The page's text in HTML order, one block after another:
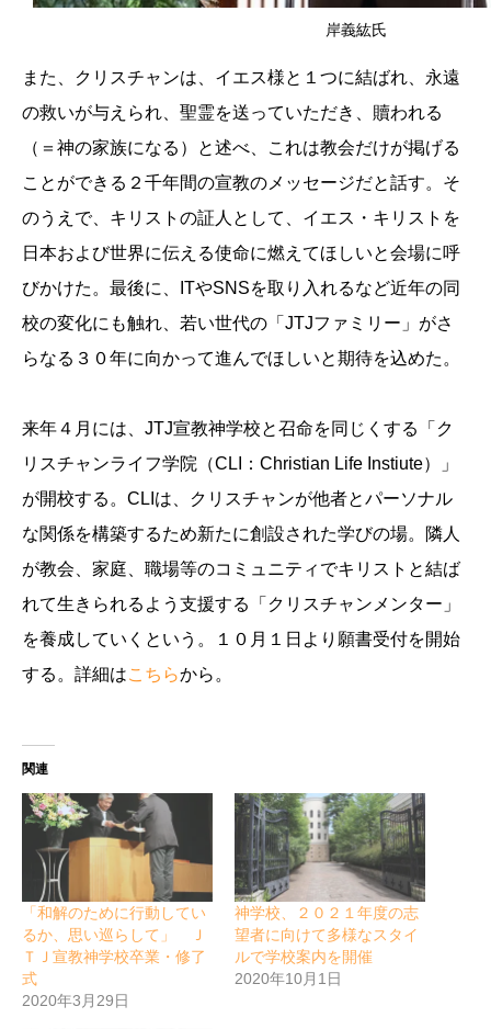
岸義紘氏
また、クリスチャンは、イエス様と１つに結ばれ、永遠
の救いが与えられ、聖霊を送っていただき、贖われる
（＝神の家族になる）と述べ、これは教会だけが掲げる
ことができる２千年間の宣教のメッセージだと話す。そ
のうえで、キリストの証人として、イエス・キリストを
日本および世界に伝える使命に燃えてほしいと会場に呼
びかけた。最後に、ITやSNSを取り入れるなど近年の同
校の変化にも触れ、若い世代の「JTJファミリー」がさ
らなる３０年に向かって進んでほしいと期待を込めた。
来年４月には、JTJ宣教神学校と召命を同じくする「ク
リスチャンライフ学院（CLI：Christian Life Instiute）」
が開校する。CLIは、クリスチャンが他者とパーソナル
な関係を構築するため新たに創設された学びの場。隣人
が教会、家庭、職場等のコミュニティでキリストと結ば
れて生きられるよう支援する「クリスチャンメンター」
を養成していくという。１０月１日より願書受付を開始
する。詳細はこちらから。
関連
「和解のために行動してい
るか、思い巡らして」 Ｊ
ＴＪ宣教神学校卒業・修了
式
2020年3月29日
神学校、２０２１年度の志
望者に向けて多様なスタイ
ルで学校案内を開催
2020年10月1日